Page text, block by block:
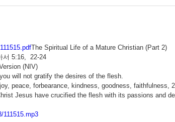
The Spiritual Life of a Mature Christian (Part 2)
서 5:16, 22-24
(NIV)
will not gratify the desires of the flesh.
peace, forbearance, kindness, goodness, faithfulness,
Jesus have crucified the flesh with its passions and
111515.mp3